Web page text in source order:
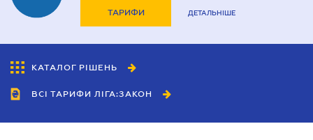
ТАРИФИ ДЕТАЛЬНІШЕ
КАТАЛОГ РІШЕНЬ
ВСІ ТАРИФИ ЛІГА:ЗАКОН